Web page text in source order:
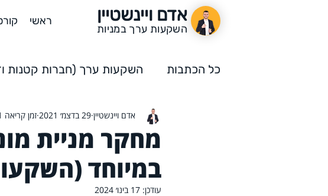
ראשי אדם ויינשטיין
השקעות ערך במניות
כל הכתבות השקעות ערך (חברות קטנות
השקעות ערך תחרות ההשקעות
מחקר מניית
במיוחד
אדם ויינשטיין 29 בדצמ׳ 2021 זמן קריאה 1 דקות
עודכן: 17 בינו׳ 2024